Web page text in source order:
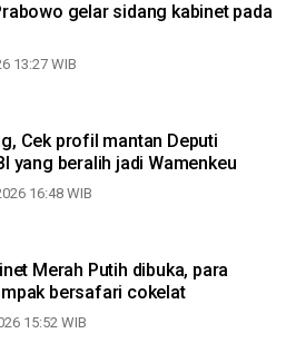
gelar sidang kabinet pada
13:27 WIB
Cek profil mantan Deputi
yang beralih jadi Wamenkeu
16:48 WIB
Merah Putih dibuka, para
bersafari cokelat
15:52 WIB